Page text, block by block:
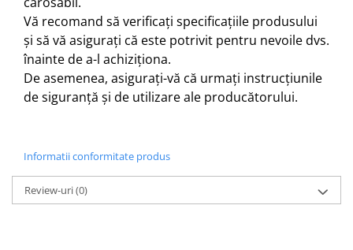
Vă recomand să verificați specificațiile produsului
și să vă asigurați că este potrivit pentru nevoile dvs.
înainte de a-l achiziționa.
De asemenea, asigurați-vă că urmați instrucțiunile
de siguranță și de utilizare ale producătorului.
Informatii conformitate produs
Review-uri(0)